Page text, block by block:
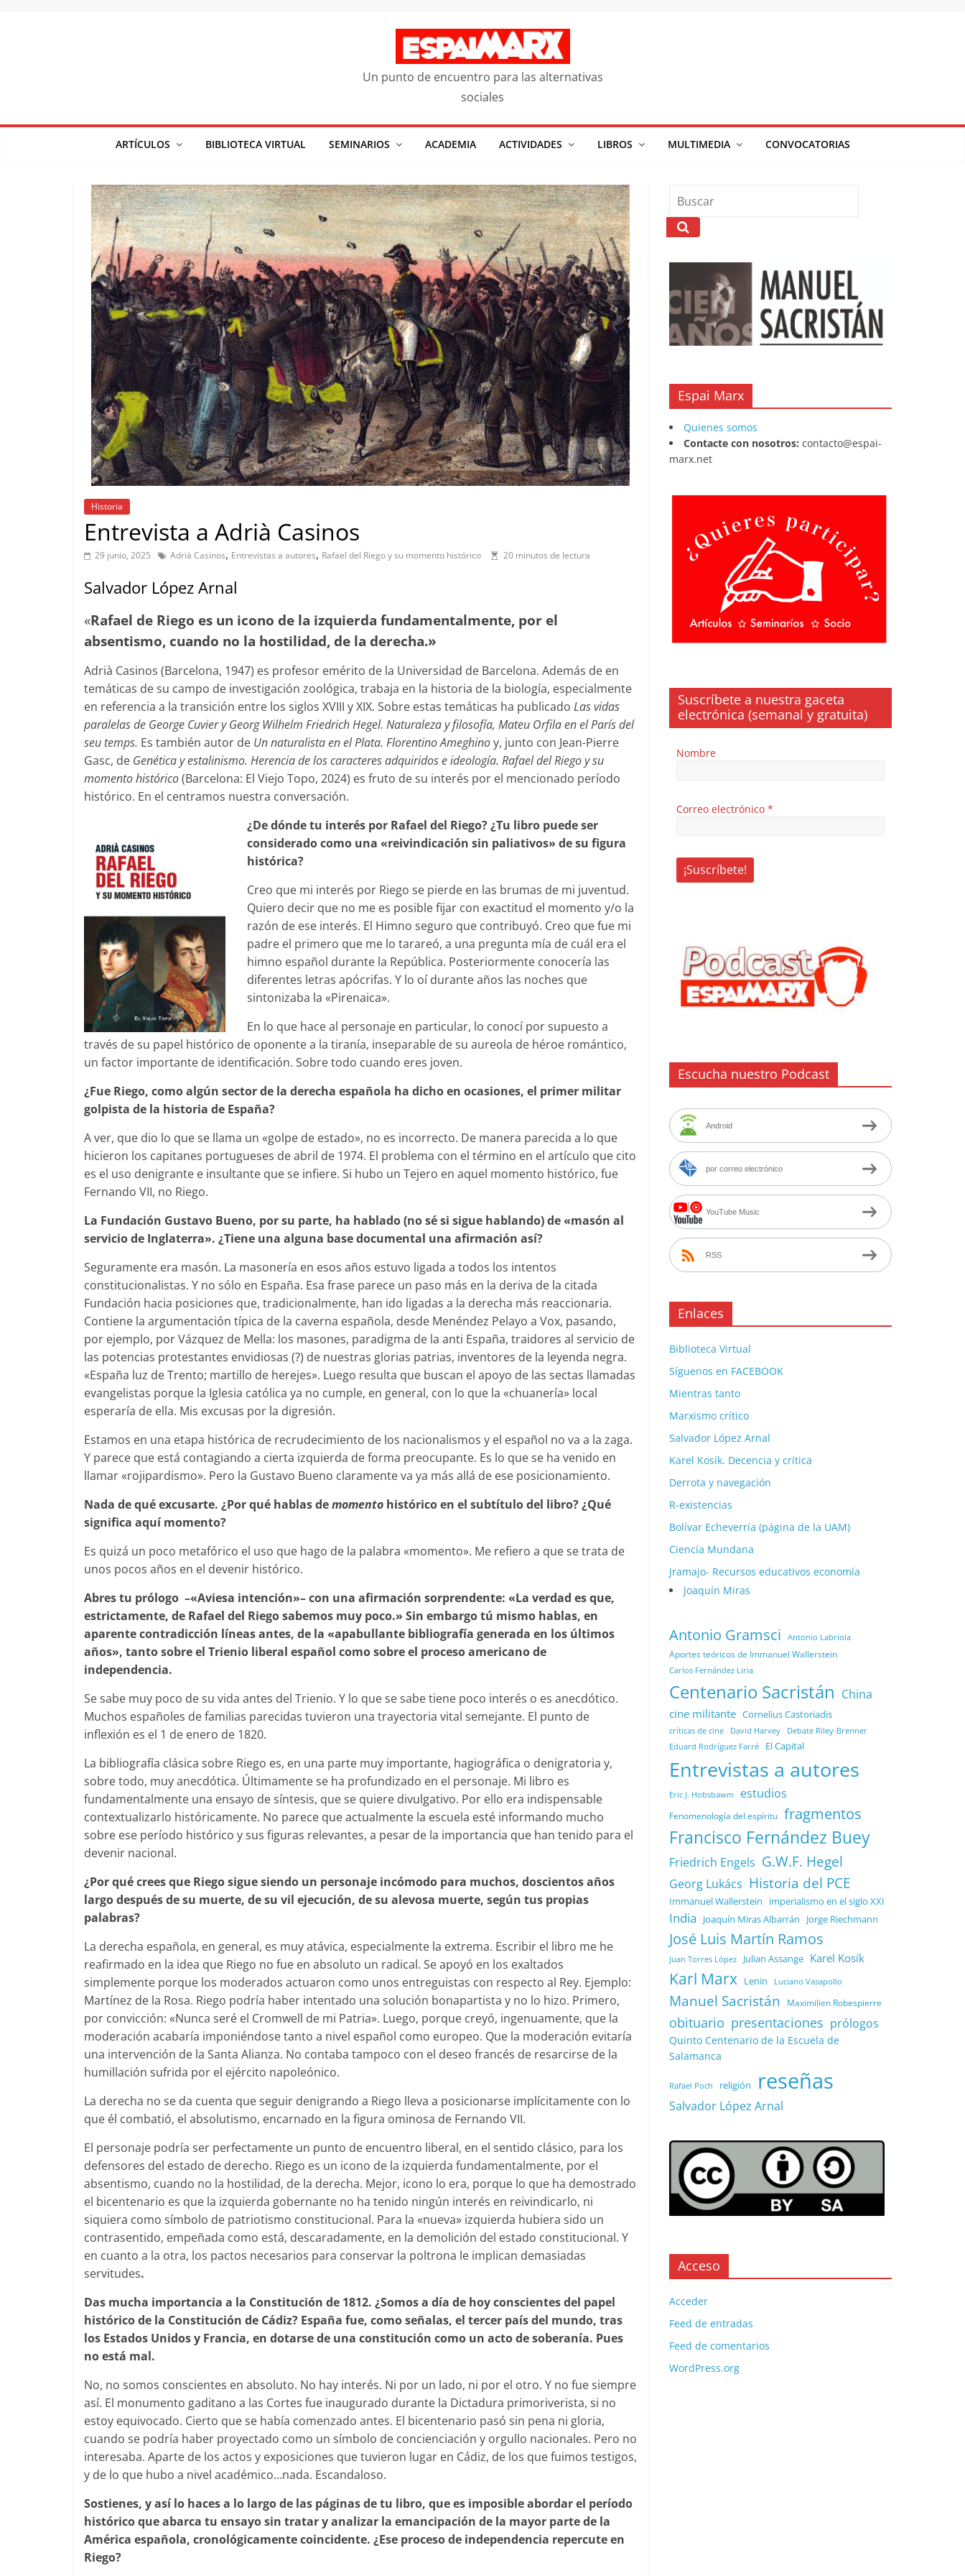
Un punto de encuentro para las alternativas
sociales
ARTÍCULOS BIBLIOTECA VIRTUAL SEMINARIOS ACADEMIA ACTIVIDADES LIBROS MULTIMEDIA CONVOCATORIAS
Historia
Entrevista a Adrià Casinos
29 junio, 2025 Adrià Casinos, Entrevistas a autores, Rafael del Riego y su momento histórico 20 minutos de lectura
Salvador López Arnal
«Rafael de Riego es un icono de la izquierda fundamentalmente, por el
absentismo, cuando no la hostilidad, de la derecha.»
Adrià Casinos (Barcelona, 1947) es profesor emérito de la Universidad de Barcelona. Además de en
temáticas de su campo de investigación zoológica, trabaja en la historia de la biología, especialmente
en referencia a la transición entre los siglos XVIII y XIX. Sobre estas temáticas ha publicado Las vidas
paralelas de George Cuvier y Georg Wilhelm Friedrich Hegel. Naturaleza y filosofía, Mateu Orfila en el París del
seu temps. Es también autor de Un naturalista en el Plata. Florentino Ameghinoy, junto con Jean-Pierre
Gasc, de Genética y estalinismo. Herencia de los caracteres adquiridos e ideología. Rafael del Riego y su
momento histórico(Barcelona: El Viejo Topo, 2024) es fruto de su interés por el mencionado período
histórico. En el centramos nuestra conversación.
¿De dónde tu interés por Rafael del Riego? ¿Tu libro puede ser
considerado como una «reivindicación sin paliativos» de su figura
histórica?
Creo que mi interés por Riego se pierde en las brumas de mi juventud.
Quiero decir que no me es posible fijar con exactitud el momento y/o la
razón de ese interés. El Himno seguro que contribuyó. Creo que fue mi
padre el primero que me lo tarareó, a una pregunta mía de cuál era el
himno español durante la República. Posteriormente conocería las
diferentes letras apócrifas. Y lo oí durante años las noches que
sintonizaba la «Pirenaica».
En lo que hace al personaje en particular, lo conocí por supuesto a
través de su papel histórico de oponente a la tiranía, inseparable de su aureola de héroe romántico,
un factor importante de identificación. Sobre todo cuando eres joven.
¿Fue Riego, como algún sector de la derecha española ha dicho en ocasiones, el primer militar
golpista de la historia de España?
A ver, que dio lo que se llama un «golpe de estado», no es incorrecto. De manera parecida a lo que
hicieron los capitanes portugueses de abril de 1974. El problema con el término en el artículo que cito
es el uso denigrante e insultante que se infiere. Si hubo un Tejero en aquel momento histórico, fue
Fernando VII, no Riego.
La Fundación Gustavo Bueno, por su parte, ha hablado (no sé si sigue hablando) de «masón al
servicio de Inglaterra». ¿Tiene una alguna base documental una afirmación así?
Seguramente era masón. La masonería en esos años estuvo ligada a todos los intentos
constitucionalistas. Y no sólo en España. Esa frase parece un paso más en la deriva de la citada
Fundación hacia posiciones que, tradicionalmente, han ido ligadas a la derecha más reaccionaria.
Contiene la argumentación típica de la caverna española, desde Menéndez Pelayo a Vox, pasando,
por ejemplo, por Vázquez de Mella: los masones, paradigma de la anti España, traidores al servicio de
las potencias protestantes envidiosas (?) de nuestras glorias patrias, inventores de la leyenda negra.
«España luz de Trento; martillo de herejes». Luego resulta que buscan el apoyo de las sectas llamadas
evangelistas porque la Iglesia católica ya no cumple, en general, con lo que la «chuanería» local
esperaría de ella. Mis excusas por la digresión.
Estamos en una etapa histórica de recrudecimiento de los nacionalismos y el español no va a la zaga.
Y parece que está contagiando a cierta izquierda de forma preocupante. Es lo que se ha venido en
llamar «rojipardismo». Pero la Gustavo Bueno claramente va ya más allá de ese posicionamiento.
Nada de qué excusarte. ¿Por qué hablas demomento histórico en el subtítulo del libro? ¿Qué
significa aquí momento?
Es quizá un poco metafórico el uso que hago de la palabra «momento». Me refiero a que se trata de
unos pocos años en el devenir histórico.
Abres tu prólogo –«Aviesa intención»– con una afirmación sorprendente: «La verdad es que,
estrictamente, de Rafael del Riego sabemos muy poco.» Sin embargo tú mismo hablas, en
aparente contradicción líneas antes, de la «apabullante bibliografía generada en los últimos
años», tanto sobre el Trienio liberal español como sobre el proceso americano de
independencia.
Se sabe muy poco de su vida antes del Trienio. Y lo que se sabe tiene poco interés o es anecdótico.
Muchos españoles de familias parecidas tuvieron una trayectoria vital semejante. El punto de
inflexión es el 1 de enero de 1820.
La bibliografía clásica sobre Riego es, en una parte muy importante, hagiográfica o denigratoria y,
sobre todo, muy anecdótica. Últimamente se ha profundizado en el personaje. Mi libro es
fundamentalmente una ensayo de síntesis, que se quiere divulgativo. Por ello era indispensable
contextualizarlo históricamente. No parece que actualmente la escuela esté informando mucho
sobre ese período histórico y sus figuras relevantes, a pesar de la importancia que han tenido para el
devenir nacional.
¿Por qué crees que Riego sigue siendo un personaje incómodo para muchos, doscientos años
largo después de su muerte, de su vil ejecución, de su alevosa muerte, según tus propias
palabras?
La derecha española, en general, es muy atávica, especialmente la extrema. Escribir el libro me he
reafirmado en la idea que Riego no fue en absoluto un radical. Se apoyó en los exaltados
simplemente porque los moderados actuaron como unos entreguistas con respecto al Rey. Ejemplo:
Martínez de la Rosa. Riego podría haber intentado una solución bonapartista y no lo hizo. Primero,
por convicción: «Nunca seré el Cromwell de mi Patria». Luego, porque creyó, ingenuamente, que la
moderación acabaría imponiéndose tanto a nivel español como europeo. Que la moderación evitaría
una intervención de la Santa Alianza. No contaba tampoco con el deseo francés de resarcirse de la
humillación sufrida por el ejército napoleónico.
La derecha no se da cuenta que seguir denigrando a Riego lleva a posicionarse implícitamente con lo
que él combatió, el absolutismo, encarnado en la figura ominosa de Fernando VII.
El personaje podría ser perfectamente un punto de encuentro liberal, en el sentido clásico, para los
defensores del estado de derecho. Riego es un icono de la izquierda fundamentalmente, por el
absentismo, cuando no la hostilidad, de la derecha. Mejor, icono lo era, porque lo que ha demostrado
el bicentenario es que la izquierda gobernante no ha tenido ningún interés en reivindicarlo, ni
siquiera como símbolo de patriotismo constitucional. Para la «nueva» izquierda hubiera sido un
contrasentido, empeñada como está, descaradamente, en la demolición del estado constitucional. Y
en cuanto a la otra, los pactos necesarios para conservar la poltrona le implican demasiadas
servitudes.
Das mucha importancia a la Constitución de 1812. ¿Somos a día de hoy conscientes del papel
histórico de la Constitución de Cádiz? España fue, como señalas, el tercer país del mundo, tras
los Estados Unidos y Francia, en dotarse de una constitución como un acto de soberanía. Pues
no está mal.
No, no somos conscientes en absoluto. No hay interés. Ni por un lado, ni por el otro. Y no fue siempre
así. El monumento gaditano a las Cortes fue inaugurado durante la Dictadura primoriverista, si no
estoy equivocado. Cierto que se había comenzado antes. El bicentenario pasó sin pena ni gloria,
cuando se podría haber proyectado como un símbolo de concienciación y orgullo nacionales. Pero no
interesaba. Aparte de los actos y exposiciones que tuvieron lugar en Cádiz, de los que fuimos testigos,
y de lo que hubo a nivel académico…nada. Escandaloso.
Sostienes, y así lo haces a lo largo de las páginas de tu libro, que es imposible abordar el período
histórico que abarca tu ensayo sin tratar y analizar la emancipación de la mayor parte de la
América española, cronológicamente coincidente. ¿Ese proceso de independencia repercute en
Riego?
Espai Marx
Quienes somos
Contacte con nosotros: contacto@espai-
marx.net
Suscríbete a nuestra gaceta
electrónica (semanal y gratuita)
Nombre
Correo electrónico *
Escucha nuestro Podcast
Android
por correo electrónico
YouTube Music
RSS
Enlaces
Biblioteca Virtual
Síguenos en FACEBOOK
Mientras tanto
Marxismo crítico
Salvador López Arnal
Karel Kosík. Decencia y crítica
Derrota y navegación
R-existencias
Bolívar Echeverría (página de la UAM)
Ciencía Mundana
Jramajo- Recursos educativos economía
Joaquín Miras
Antonio Gramsci Antonio Labriola
Aportes teóricos de Immanuel Wallerstein
Carlos Fernández Liria
Centenario Sacristán China
cine militante Cornelius Castoriadis
críticas de cine David Harvey Debate Riley-Brenner
Eduard Rodríguez Farré El Capital
Entrevistas a autores
Eric J. Hobsbawm estudios
Fenomenología del espíritu fragmentos
Francisco Fernández Buey
Friedrich Engels G.W.F. Hegel
Georg Lukács Historia del PCE
Immanuel Wallerstein imperialismo en el siglo XXI
India Joaquín Miras Albarrán Jorge Riechmann
José Luis Martín Ramos
Juan Torres López Julian Assange Karel Kosík
Karl Marx Lenin Luciano Vasapollo
Manuel Sacristán Maximilien Robespierre
obituario presentaciones prólogos
Quinto Centenario de la Escuela de
Salamanca
Rafael Poch religión reseñas
Salvador López Arnal
Acceso
Acceder
Feed de entradas
Feed de comentarios
WordPress.org